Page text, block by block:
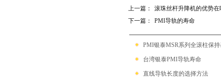
上一篇：
滚珠丝杆升降机的优势在
下一篇：
PMI导轨的寿命
PMI银泰MSR系列全滚柱保
台湾银泰PMI导轨寿命
直线导轨长度的选择方法